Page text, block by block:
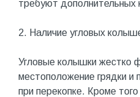
требуют дополнительных
2. Наличие угловых
Угловые колышки жестко
местоположение грядки и
при перекопке. Кроме